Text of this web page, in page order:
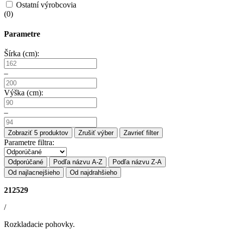
Ostatní výrobcovia
(0)
Parametre
Šírka (cm):
–
Výška (cm):
–
Zobraziť 5 produktov Zrušiť výber Zavrieť filter
Parametre filtra:
Odporúčané Podľa názvu A-Z
Podľa názvu Z-A
Od najlacnejšieho
Od najdrahšieho
212529
/
Rozkladacie pohovky.